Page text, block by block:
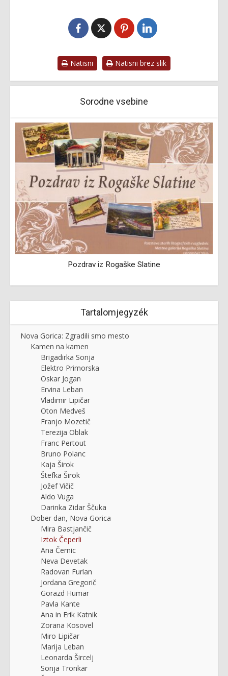
Natisni Natisni brez slik
Sorodne vsebine
Pozdrav iz Rogaške Slatine
Tartalomjegyzék
Nova Gorica: Zgradili smo mesto
Kamen na kamen
Brigadirka Sonja
Elektro Primorska
Oskar Jogan
Ervina Leban
Vladimir Lipičar
Oton Medveš
Franjo Mozetič
Terezija Oblak
Franc Pertout
Bruno Polanc
Kaja Širok
Štefka Širok
Jožef Vičič
Aldo Vuga
Darinka Zidar Ščuka
Dober dan, Nova Gorica
Mira Bastjančič
Iztok Čeperli
Ana Černic
Neva Devetak
Radovan Furlan
Jordana Gregorič
Gorazd Humar
Pavla Kante
Ana in Erik Katnik
Zorana Kosovel
Miro Lipičar
Marija Leban
Leonarda Šircelj
Sonja Tronkar